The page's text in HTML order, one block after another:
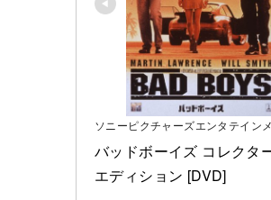
ソニーピクチャーズエンタテイン
バッドボーイズ コレクタ
エディション [DVD]